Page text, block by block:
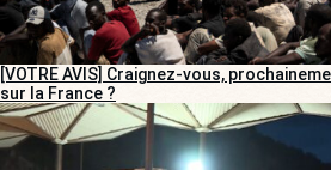
[VOTRE AVIS] Craignez-vous,
sur la France ?